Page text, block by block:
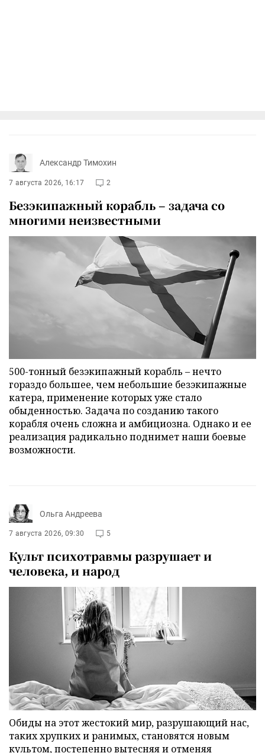
Александр Тимохин
7 августа 2026, 16:17 2
Безэкипажный корабль – задача со
многими неизвестными
500-тонный безэкипажный корабль – нечто
гораздо большее, чем небольшие безэкипажные
катера, применение которых уже стало
обыденностью. Задача по созданию такого
корабля очень сложна и амбициозна. Однако и ее
реализация радикально поднимет наши боевые
возможности.
Ольга Андреева
7 августа 2026, 09:30 5
Культ психотравмы разрушает и
человека, и народ
Обиды на этот жестокий мир, разрушающий нас,
таких хрупких и ранимых, становятся новым
культом, постепенно вытесняя и отменяя